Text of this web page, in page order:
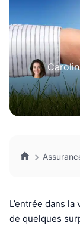
L’entrée dans
de quelques